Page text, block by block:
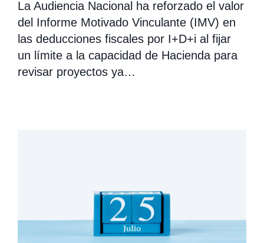
La Audiencia Nacional ha reforzado el valor
del Informe Motivado Vinculante (IMV) en
las deducciones fiscales por I+D+i al fijar
un límite a la capacidad de Hacienda para
revisar proyectos ya…